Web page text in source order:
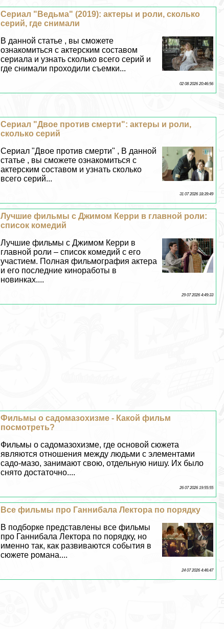
В данной статье , вы сможете
ознакомиться с актерским составом
сериала и узнать сколько всего серий и
где снимали проходили съемки...
02 08 2026 20:46:56
Сериал "Двое против cмepти": актеры и роли,
Сериал "Двое против cмepти" , В данной
статье , вы сможете ознакомиться с
актерским составом и узнать сколько
всего серий...
31 07 2026 18:39:49
Лучшие фильмы с Джимом Керри в главной роли:
Лучшие фильмы с Джимом Керри в
главной роли – список комедий с его
участием. Полная фильмография актера
и его последние киноработы в
новинках....
29 07 2026 4:49:33
Фильмы о садомaзoхизме, где основой сюжета
являются отношения между людьми с элементами
садо-мaзo, занимают свою, отдельную нишу. Их было
снято достаточно....
26 07 2026 19:55:55
Все фильмы про Ганнибала Лектора по порядку
про Ганнибала Лектора по порядку, но
именно так, как развиваются события в
сюжете романа....
24 07 2026 4:46:47